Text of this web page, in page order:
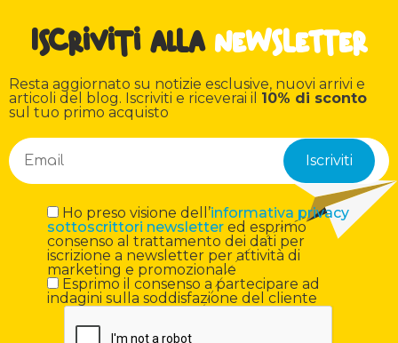
Iscriviti alla newsletter
Resta aggiornato su notizie esclusive, nuovi arrivi e
articoli del blog. Iscriviti e riceverai il 10% di sconto
sul tuo primo acquisto
Ho preso visione dell’informativa privacy
sottoscrittori newslettered esprimo
consenso al trattamento dei dati per
iscrizione a newsletter per attività di
marketing e promozionale
Esprimo il consenso a partecipare ad
indagini sulla soddisfazione del cliente